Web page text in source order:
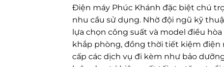
Điện máy Phúc Khánh đặc biệt chú
nhu cầu sử dụng. Nhờ đội ngũ kỹ
lựa chọn công suất và model điều
khắp phòng, đồng thời tiết kiệm điện
cấp các dịch vụ đi kèm như bảo